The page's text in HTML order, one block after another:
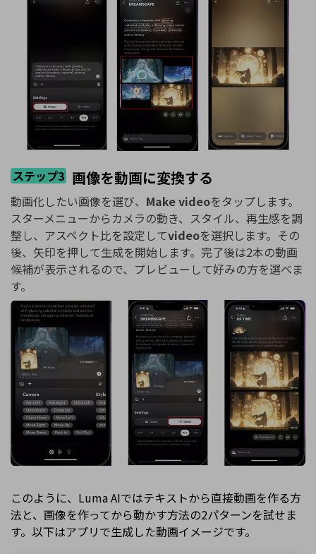
ステップ3 画像を動画に変換する
動画化したい画像を選び、 Make videoをタップします。
スターメニューからカメラの動き、スタイル、再生感を調
整し、アスペクト比を設定してvideoを選択します。その
後、矢印を押して生成を開始します。完了後は2本の動画
候補が表示されるので、プレビューして好みの方を選べま
す。
このように、Luma AIではテキストから直接動画を作る方
法と、画像を作ってから動かす方法の2パターンを試せま
す。以下はアプリで生成した動画イメージです。